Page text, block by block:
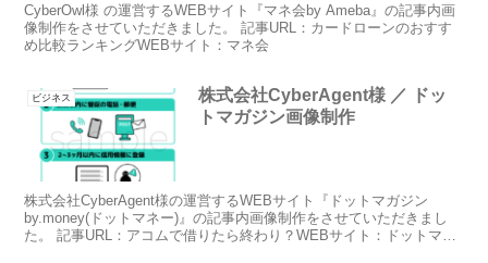
CyberOwl様 の運営するWEBサイト『マネ会by Ameba』の記事内画
像制作をさせていただきました。 記事URL：カードローンのおすす
め比較ランキングWEBサイト：マネ会
ビジネス
株式会社CyberAgent様 ／ ドッ
トマガジン画像制作
株式会社CyberAgent様の運営するWEBサイト『ドットマガジン
by.money(ドットマネー)』の記事内画像制作をさせていただきまし
た。 記事URL：アコムで借りたら終わり？WEBサイト：ドットマガ